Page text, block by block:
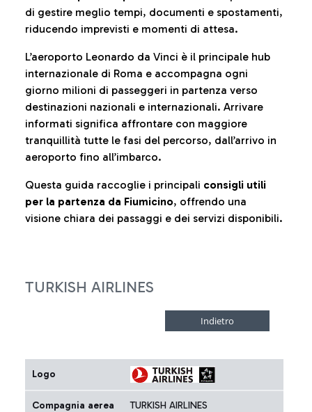
di gestire meglio tempi, documenti e spostamenti,
riducendo imprevisti e momenti di attesa.
L’aeroporto Leonardo da Vinci è il principale hub
internazionale di Roma e accompagna ogni
giorno milioni di passeggeri in partenza verso
destinazioni nazionali e internazionali. Arrivare
informati significa affrontare con maggiore
tranquillità tutte le fasi del percorso, dall’arrivo in
aeroporto fino all’imbarco.
Questa guida raccoglie i principali consigli utili
per la partenza da Fiumicino, offrendo una
visione chiara dei passaggi e dei servizi disponibili.
TURKISH AIRLINES
Logo
Compagnia aerea TURKISH AIRLINES